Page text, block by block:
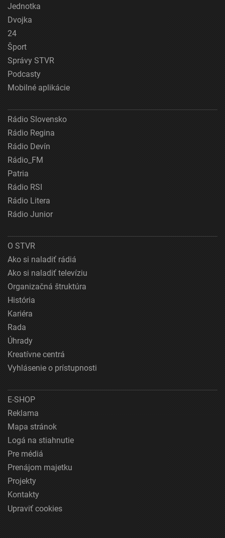
Jednotka
Dvojka
24
Šport
Správy STVR
Podcasty
Mobilné aplikácie
Rádio Slovensko
Rádio Regina
Rádio Devín
Rádio_FM
Patria
Rádio RSI
Rádio Litera
Rádio Junior
O STVR
Ako si naladiť rádiá
Ako si naladiť televíziu
Organizačná štruktúra
História
Kariéra
Rada
Úhrady
Kreatívne centrá
Vyhlásenie o prístupnosti
E-SHOP
Reklama
Mapa stránok
Logá na stiahnutie
Pre médiá
Prenájom majetku
Projekty
Kontakty
Upraviť cookies